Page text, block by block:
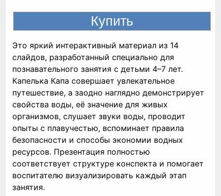
Это яркий интерактивный материал из 14
слайдов, разработанный специально для
познавательного занятия с детьми 4–7 лет.
Капелька Капа совершает увлекательное
путешествие, а заодно наглядно демонстрирует
свойства воды, её значение для живых
организмов, слушает звуки воды, проводит
опыты с плавучестью, вспоминает правила
безопасности и способы экономии водных
ресурсов. Презентация полностью
соответствует структуре конспекта и помогает
воспитателю визуализировать каждый этап
занятия.